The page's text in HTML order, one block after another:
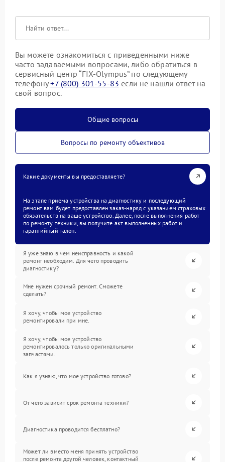
Вы можете ознакомиться с приведенными ниже
часто задаваемыми вопросами, либо обратиться в
сервисный центр “FIX-Olympus” по следующему
телефону+7 (800) 301-55-83 если не нашли ответ на
свой вопрос.
Общие вопросы
Вопросы по ремонту объективов
Какие документы вы предоставляете?
На этапе приема устройства на диагностику и последующий
ремонт вам будет предоставлен заказ-наряд с указанием страховых
обязательств на ваше устройство. Далее, после выполнения работ
по ремонту техники, вы получите акт выполненных работ и
гарантийный талон.
Я уже знаю в чем неисправность и какой
ремонт необходим. Для чего проводить
диагностику?
Мне нужен срочный ремонт. Сможете
сделать?
Я хочу, чтобы мое устройство
ремонтировали при мне.
Я хочу, чтобы мое устройство
ремонтировалось только оригинальными
запчастями.
Как я узнаю, что мое устройство готово?
От чего зависит срок ремонта техники?
Диагностика проводится бесплатно?
Может ли вместо меня принять устройство
после ремонта другой человек, контактный